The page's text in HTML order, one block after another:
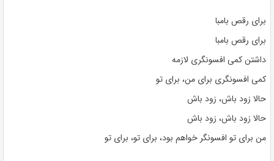
برای رقص بامبا
برای رقص بامبا
داشتن کمی افسونگری لازمه
کمی افسونگری برای من، برای تو
حالا زود باش، زود باش
حالا زود باش، زود باش
من برای تو افسونگر خواهم بود، برای تو، برای تو